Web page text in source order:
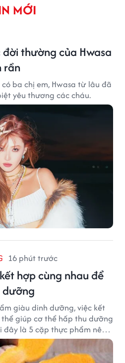
MỚI
thường của Hwasa
rần
ba chị em, Hwasa từ lâu đã
yêu thương các cháu.
16 phút trước
hợp cùng nhau để
giàu dinh dưỡng, việc kết
giúp cơ thể hấp thu dưỡng
đây là 5 cặp thực phẩm nên
trị dinh dưỡng.